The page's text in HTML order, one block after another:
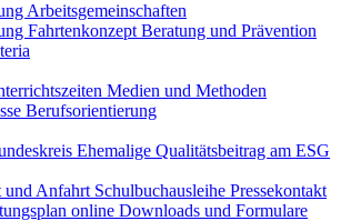
Arbeitsgemeinschaften
Fahrtenkonzept Beratung und Prävention
Medien und Methoden
Berufsorientierung
Ehemalige Qualitätsbeitrag am ESG
und Anfahrt Schulbuchausleihe Pressekontakt
online Downloads und Formulare